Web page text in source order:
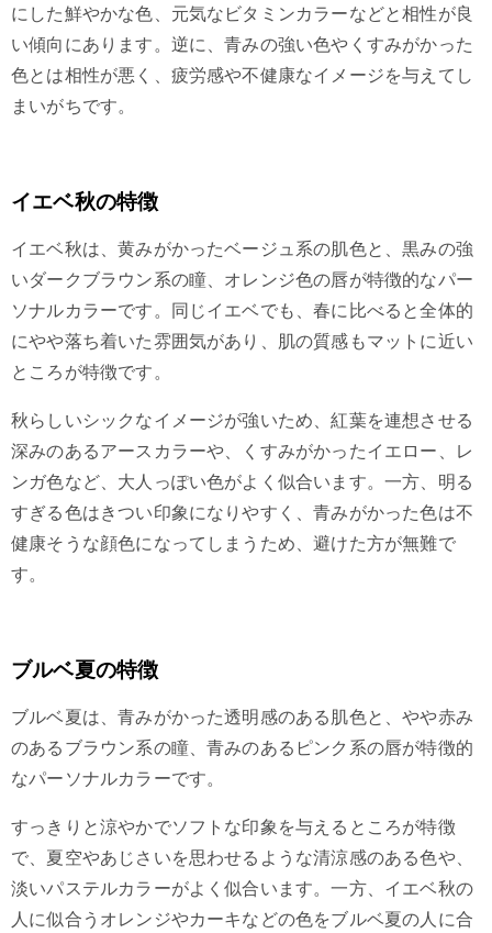
にした鮮やかな色、元気なビタミンカラーなどと相性が良
い傾向にあります。逆に、青みの強い色やくすみがかった
色とは相性が悪く、疲労感や不健康なイメージを与えてし
まいがちです。
イエベ秋の特徴
イエベ秋は、黄みがかったベージュ系の肌色と、黒みの強
いダークブラウン系の瞳、オレンジ色の唇が特徴的なパー
ソナルカラーです。同じイエベでも、春に比べると全体的
にやや落ち着いた雰囲気があり、肌の質感もマットに近い
ところが特徴です。
秋らしいシックなイメージが強いため、紅葉を連想させる
深みのあるアースカラーや、くすみがかったイエロー、レ
ンガ色など、大人っぽい色がよく似合います。一方、明る
すぎる色はきつい印象になりやすく、青みがかった色は不
健康そうな顔色になってしまうため、避けた方が無難で
す。
ブルベ夏の特徴
ブルベ夏は、青みがかった透明感のある肌色と、やや赤み
のあるブラウン系の瞳、青みのあるピンク系の唇が特徴的
なパーソナルカラーです。
すっきりと涼やかでソフトな印象を与えるところが特徴
で、夏空やあじさいを思わせるような清涼感のある色や、
淡いパステルカラーがよく似合います。一方、イエベ秋の
人に似合うオレンジやカーキなどの色をブルベ夏の人に合